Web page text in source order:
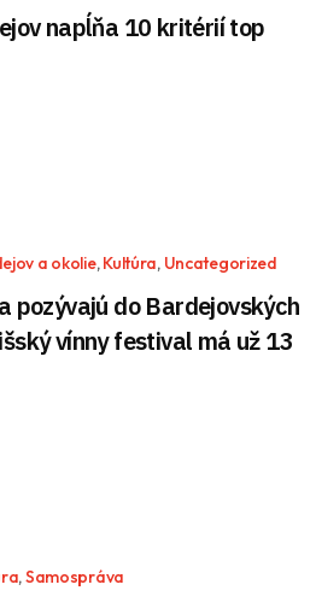
napĺňa 10 kritérií top
a okolie,Kultúra, Uncategorized
pozývajú do Bardejovských
vínny festival má už 13
,Samospráva